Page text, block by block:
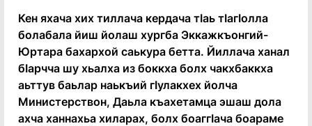
Кен яхача хих тиллача кердача тӀаь тӀагӀолла
болабала йиш йолаш хургба Эккажкъонгий-
Юртара бахархой саькура бетта. Йиллача ханал
бӀарчча шу хьалха из боккха болх чакхбаккха
аьттув баьлар наькъий гӀулакхех йолча
Министерствон, Даьла къахетамца эшаш дола
ахча ханнахьа хиларах, болх боаггӀача боараме